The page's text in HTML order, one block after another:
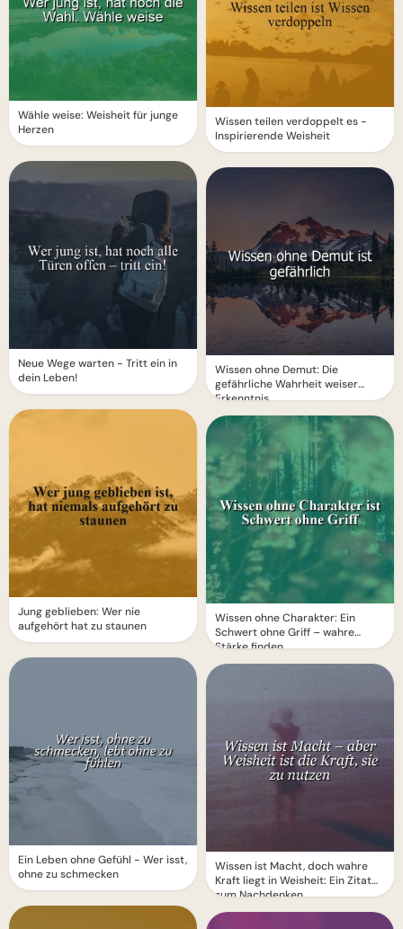
Wähle weise: Weisheit für junge
Herzen
Neue Wege warten - Tritt ein in
dein Leben!
Jung geblieben: Wer nie
aufgehört hat zu staunen
Ein Leben ohne Gefühl - Wer isst,
ohne zu schmecken
Wissen teilen verdoppelt es -
Inspirierende Weisheit
Wissen ohne Demut: Die
gefährliche Wahrheit weiser
Erkenntnis
Wissen ohne Charakter: Ein
Schwert ohne Griff – wahre
Stärke finden.
Wissen ist Macht, doch wahre
Kraft liegt in Weisheit: Ein Zitat
zum Nachdenken